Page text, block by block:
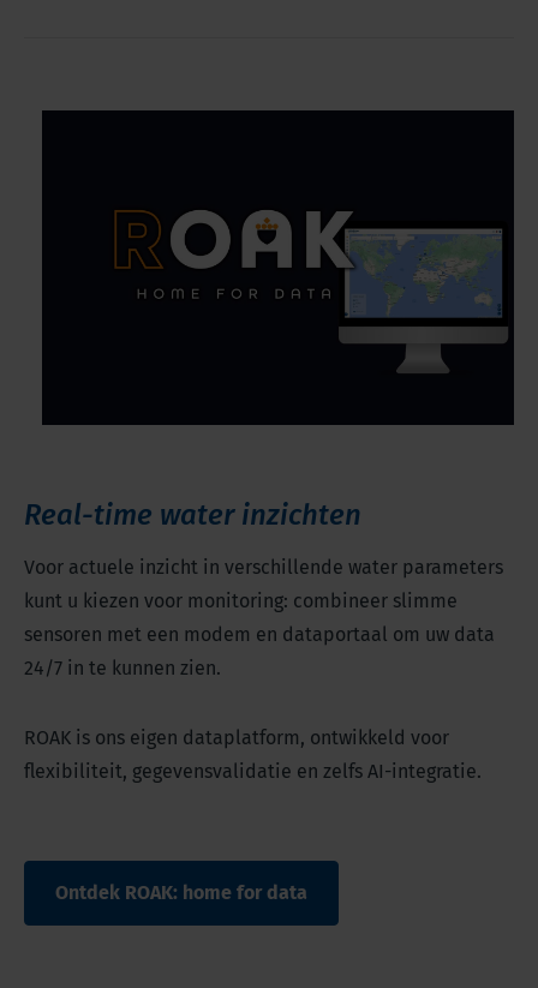
Real-time water inzichten
Voor actuele inzicht in verschillende water parameters
kunt u kiezen voor monitoring: combineer slimme
sensoren met een modem en dataportaal om uw data
24/7 in te kunnen zien.
ROAK is ons eigen dataplatform, ontwikkeld voor
flexibiliteit, gegevensvalidatie en zelfs AI-integratie.
Ontdek ROAK: home for data